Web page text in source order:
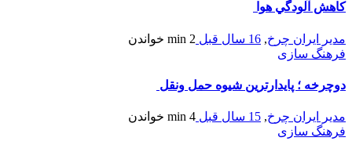
كاهش آلودگي هوا
مدیر ایران چرخ, 16 سال قبل 2 min
خواندن
فرهنگ سازی
دوچرخه ؛ پایدارترین شیوه حمل ونقل
مدیر ایران چرخ, 15 سال قبل 4 min
خواندن
فرهنگ سازی